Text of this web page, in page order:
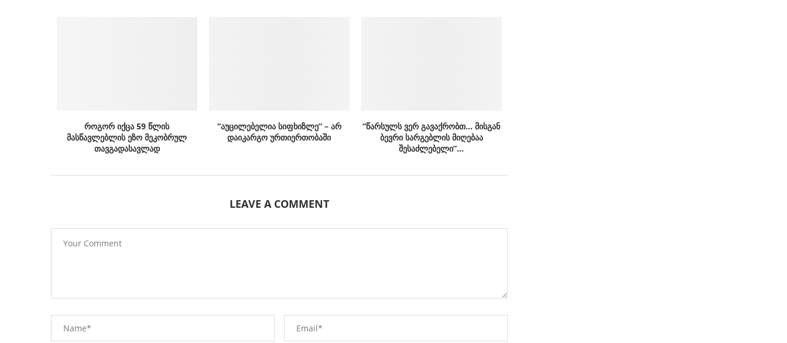
როგორ იქცა 59 წლის
მასწავლებლის ეზო მეკობრულ
თავგადასავლად
“აუცილებელია სიფხიზლე” – არ
დაიკარგო ურთიერთობაში
“წარსულს ვერ გავაქრობთ… მისგან
ბევრი სარგებლის მიღებაა
შესაძლებელი”…
LEAVE A COMMENT